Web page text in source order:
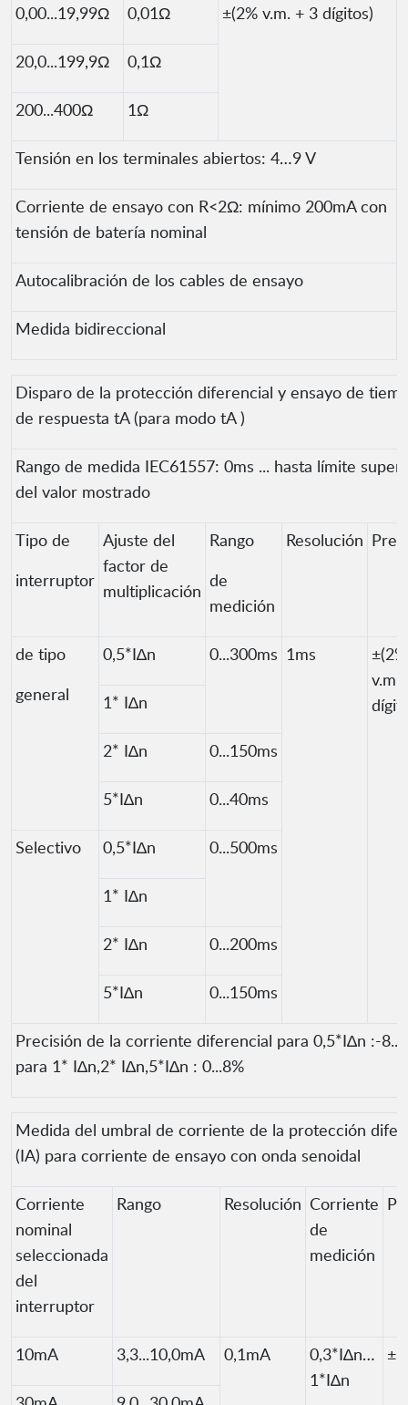
0,00...19,99Ω 0,01Ω ±(2% v.m. + 3 dígitos)
20,0...199,9Ω 0,1Ω
200...400Ω 1Ω
Tensión en los terminales abiertos: 4…9 V
Corriente de ensayo con R<2Ω: mínimo 200mA con
tensión de batería nominal
Autocalibración de los cables de ensayo
Medida bidireccional
Disparo de la protección diferencial y ensayo de
de respuesta tA (para modo tA )
Rango de medida IEC61557: 0ms ... hasta límite
del valor mostrado
Tipo de
interruptor
Ajuste del
factor de
multiplicación
Rango
de
medición
Resolución
de tipo
general
0,5*I∆n 0...300ms 1ms
±(2%
v.m.
1* I∆n
2* I∆n 0...150ms
5*I∆n 0...40ms
Selectivo 0,5*I∆n 0...500ms
1* I∆n
2* I∆n 0...200ms
5*I∆n 0...150ms
Precisión de la corriente diferencial para 0,5*I∆n :-
para 1* I∆n,2* I∆n,5*I∆n : 0...8%
Medida del umbral de corriente de la protección
(IA) para corriente de ensayo con onda senoidal
Corriente
nominal
seleccionada
del
interruptor
Rango Resolución Corriente
de
medición
10mA 3,3...10,0mA 0,1mA
0,3*I∆n…
1*I∆n